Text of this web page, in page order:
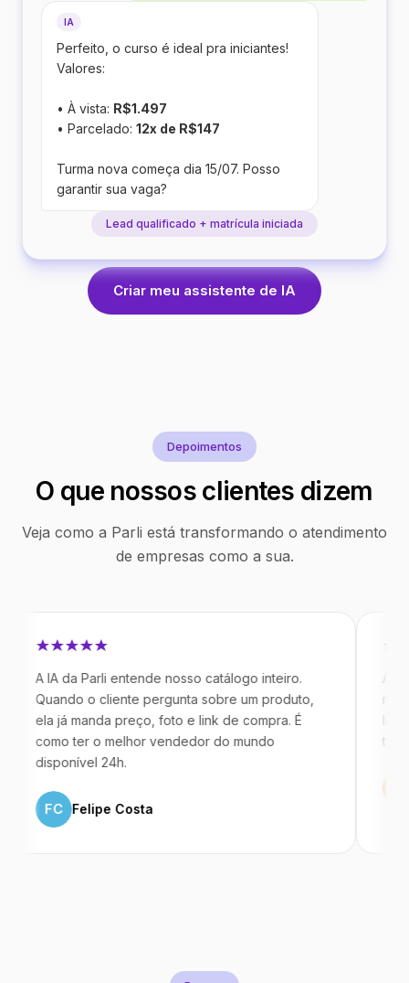
IA
Perfeito, o curso é ideal pra iniciantes!
Valores:
• À vista: R$1.497
• Parcelado: 12x de R$147
Turma nova começa dia 15/07. Posso
garantir sua vaga?
Lead qualificado + matrícula iniciada
Criar meu assistente de IA
Depoimentos
O que nossos clientes dizem
Veja como a Parli está transformando o atendimento
de empresas como a sua.
da Parli entende nosso catálogo inteiro.
o cliente pergunta sobre um produto,
já manda preço, foto e link de compra. É
ter o melhor vendedor do mundo
24h.
Felipe Costa
Antes da
mandavam
IA atende
temos 40%